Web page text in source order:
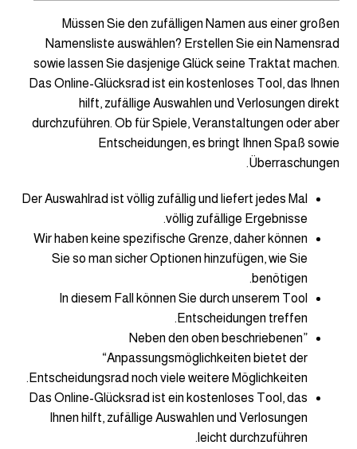
Müssen Sie den zufälligen Namen aus einer großen
Namensliste auswählen? Erstellen Sie ein Namensrad
sowie lassen Sie dasjenige Glück seine Traktat machen.
Das Online-Glücksrad ist ein kostenloses Tool, das Ihnen
hilft, zufällige Auswahlen und Verlosungen direkt
durchzuführen. Ob für Spiele, Veranstaltungen oder aber
Entscheidungen, es bringt Ihnen Spaß sowie
Überraschungen.
Der Auswahlrad ist völlig zufällig und liefert jedes Mal
völlig zufällige Ergebnisse.
Wir haben keine spezifische Grenze, daher können
Sie so man sicher Optionen hinzufügen, wie Sie
benötigen.
In diesem Fall können Sie durch unserem Tool
Entscheidungen treffen.
Neben den oben beschriebenen”
“Anpassungsmöglichkeiten bietet der
Entscheidungsrad noch viele weitere Möglichkeiten.
Das Online-Glücksrad ist ein kostenloses Tool, das
Ihnen hilft, zufällige Auswahlen und Verlosungen
leicht durchzuführen.